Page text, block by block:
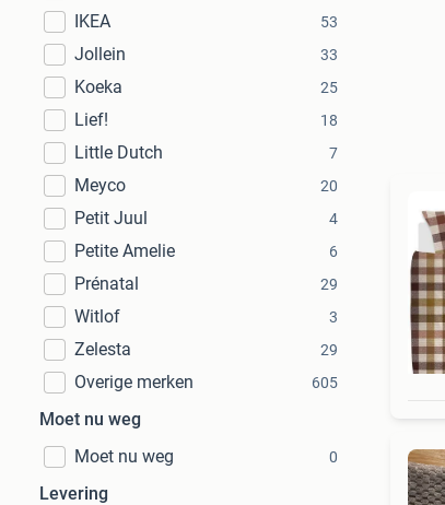
IKEA 53
Jollein 33
Koeka 25
Lief! 18
Little Dutch 7
Meyco 20
Petit Juul 4
Petite Amelie 6
Prénatal 29
Witlof 3
Zelesta 29
Overige merken 605
Moet nu weg
Moet nu weg
0
Levering